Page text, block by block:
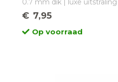
0.7 mm dik | luxe uitstraling
€ 7,95
Op voorraad